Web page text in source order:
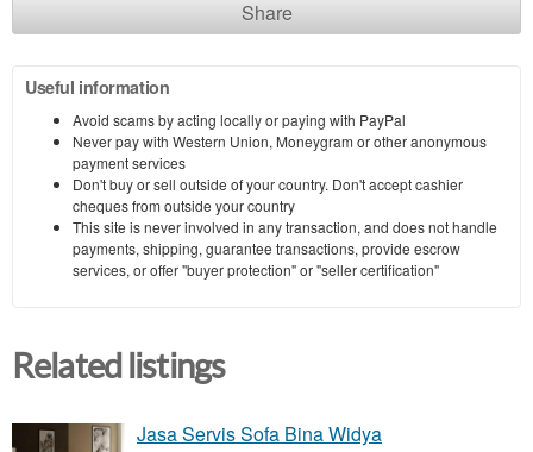
Share
Useful information
Avoid scams by acting locally or paying with PayPal
Never pay with Western Union, Moneygram or other anonymous
payment services
Don't buy or sell outside of your country. Don't accept cashier
cheques from outside your country
This site is never involved in any transaction, and does not handle
payments, shipping, guarantee transactions, provide escrow
services, or offer "buyer protection" or "seller certification"
Related listings
Jasa Servis Sofa Bina Widya